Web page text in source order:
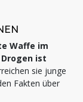
Waffe im
ist
sie junge
Fakten über